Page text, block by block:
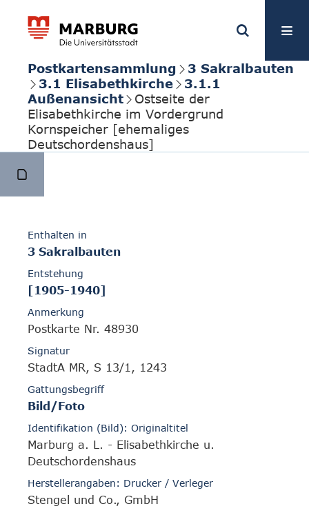
Postkartensammlung
3 Sakralbauten
3.1 Elisabethkirche
3.1.1
Außenansicht
Ostseite der
Elisabethkirche im Vordergrund
Kornspeicher [ehemaliges
Deutschordenshaus]
Enthalten in
3 Sakralbauten
Entstehung
[1905-1940]
Anmerkung
Postkarte Nr. 48930
Signatur
StadtA MR, S 13/1, 1243
Gattungsbegriff
Bild/Foto
Identifikation (Bild): Originaltitel
Marburg a. L. - Elisabethkirche u.
Deutschordenshaus
Herstellerangaben: Drucker / Verleger
Stengel und Co., GmbH